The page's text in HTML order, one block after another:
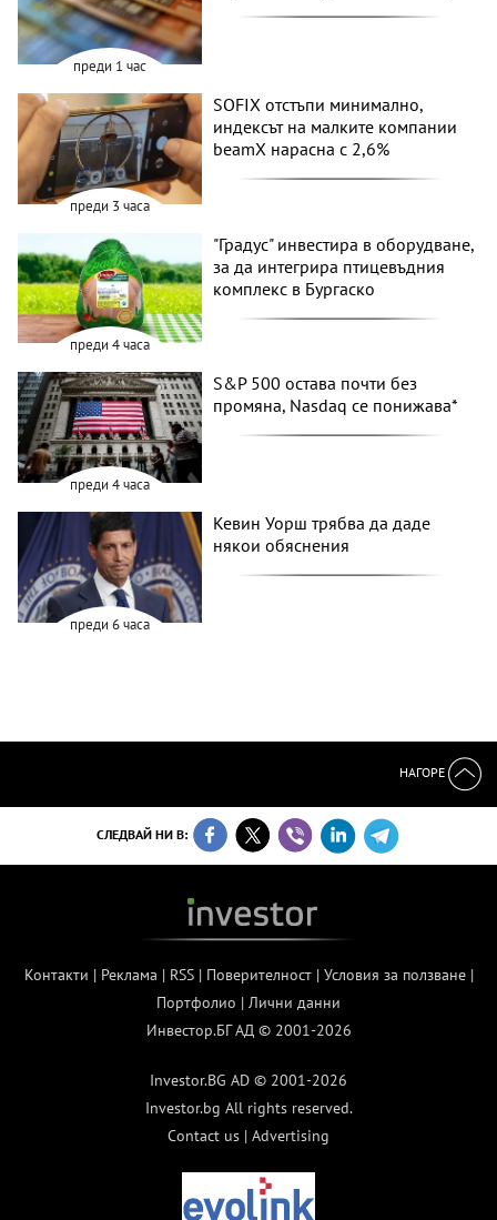
преди 1 час
преди 3 часа
SOFIX отстъпи минимално,
индексът на малките компании
beamX нарасна с 2,6%
преди 4 часа
"Градус" инвестира в оборудване,
за да интегрира птицевъдния
комплекс в Бургаско
преди 4 часа
S&P 500 остава почти без
промяна, Nasdaq се понижава*
преди 6 часа
Кевин Уорш трябва да даде
някои обяснения
НАГОРЕ
СЛЕДВАЙ НИ В:
Контакти | Реклама | RSS| Поверителност| Условия за ползване|
Портфолио | Лични данни
Инвестор.БГ АД © 2001-2026
Investor.BG AD © 2001-2026
Investor.bg All rights reserved.
Contact us | Advertising